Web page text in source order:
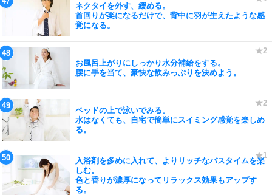
ネクタイを外す、緩める。
首回りが楽になるだけで、背中に羽が生えたような感
覚になる。
お風呂上がりにしっかり水分補給をする。
腰に手を当て、豪快な飲みっぷりを決めよう。
ベッドの上で泳いでみる。
水はなくても、自宅で簡単にスイミング感覚を楽しめ
る。
入浴剤を多めに入れて、よりリッチなバスタイムを楽
しむ。
色と香りが濃厚になってリラックス効果もアップす
る。